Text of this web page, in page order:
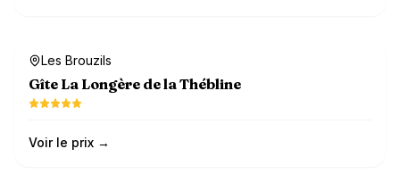
Dog-friendly
Les Brouzils
Gîte La Longère de la Thébline
Voir le prix →